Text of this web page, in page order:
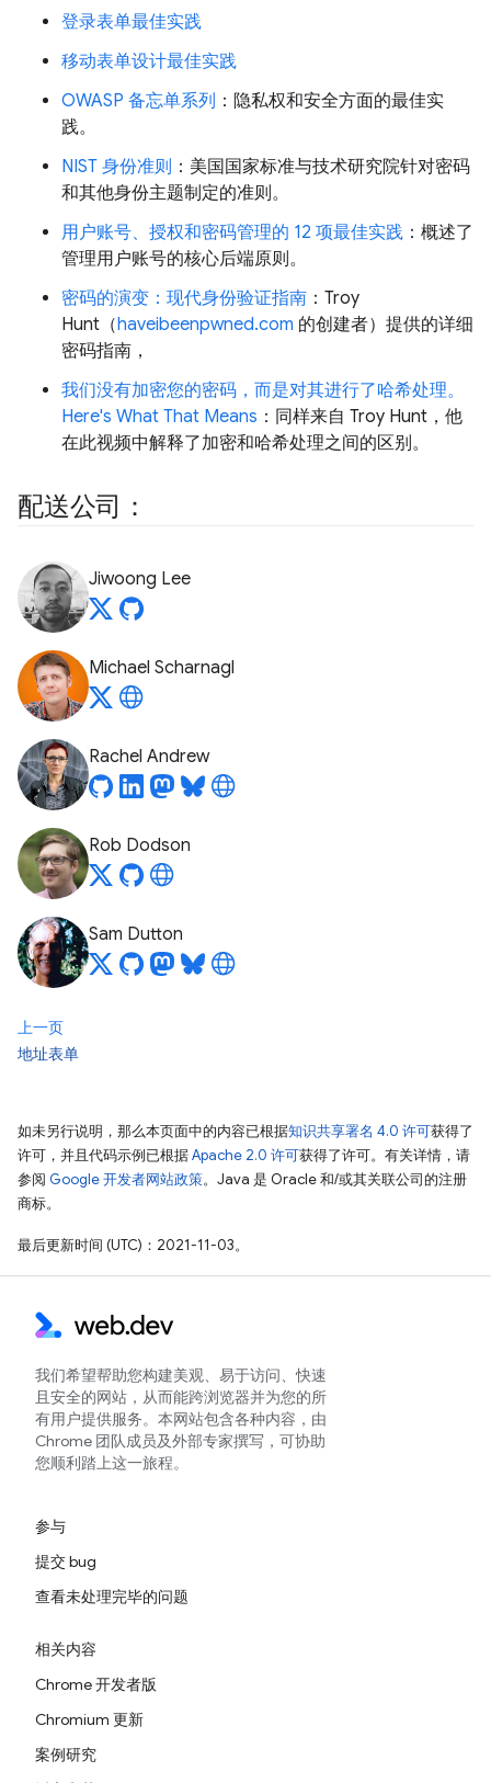
登录表单最佳实践
移动表单设计最佳实践
OWASP 备忘单系列 ：隐私权和安全方面的最佳实
践。
NIST 身份准则 ：美国国家标准与技术研究院针对密码
和其他身份主题制定的准则。
用户账号、授权和密码管理的 12 项最佳实践 ：概述了
管理用户账号的核心后端原则。
密码的演变：现代身份验证指南 ：Troy
Hunt（haveibeenpwned.com 的创建者）提供的详细
密码指南，
我们没有加密您的密码，而是对其进行了哈希处理。
Here's What That Means ：同样来自 Troy Hunt，他
在此视频中解释了加密和哈希处理之间的区别。
配送公司：
Jiwoong Lee
Michael Scharnagl
Rachel Andrew
Rob Dodson
Sam Dutton
上一页
地址表单
如未另行说明，那么本页面中的内容已根据知识共享署名 4.0 许可获得了
许可，并且代码示例已根据Apache 2.0 许可获得了许可。有关详情，请
参阅 Google 开发者网站政策。Java 是 Oracle 和/或其关联公司的注册
商标。
最后更新时间 (UTC)：2021-11-03。
我们希望帮助您构建美观、易于访问、快速
且安全的网站，从而能跨浏览器并为您的所
有用户提供服务。本网站包含各种内容，由
Chrome 团队成员及外部专家撰写，可协助
您顺利踏上这一旅程。
参与
提交 bug
查看未处理完毕的问题
相关内容
Chrome 开发者版
Chromium 更新
案例研究